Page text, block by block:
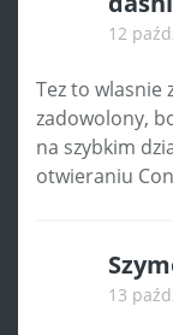
12
Tez to wlasnie
zadowolony,
na szybkim
otwieraniu
13